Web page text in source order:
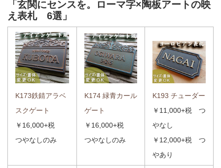
「玄関にセンスを。ローマ字×陶板アートの映
え表札 6選」
K173鉄錆アラベ
スクゲート
￥16,000+税
つやなしのみ
K174 緑青カール
ゲート
￥16,000+税
つやなしのみ
K193 チューダー
￥11,000+税 つ
やなし
￥12,000+税 つ
やあり